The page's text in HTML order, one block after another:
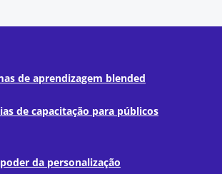
de aprendizagem blended
de capacitação para públicos
da personalização